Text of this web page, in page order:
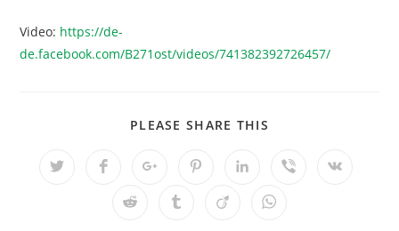
Video: https://de-
de.facebook.com/B271ost/videos/741382392726457/
PLEASE SHARE THIS